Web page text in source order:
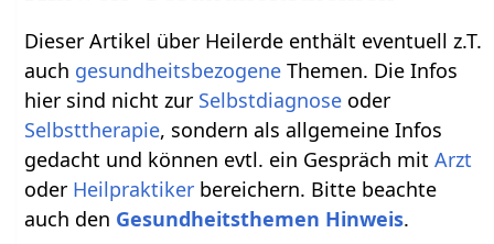
Dieser Artikel über Heilerde enthält eventuell z.T.
auch gesundheitsbezogene Themen. Die Infos
hier sind nicht zur Selbstdiagnose oder
Selbsttherapie, sondern als allgemeine Infos
gedacht und können evtl. ein Gespräch mitArzt
oder Heilpraktiker bereichern. Bitte beachte
auch den Gesundheitsthemen Hinweis.